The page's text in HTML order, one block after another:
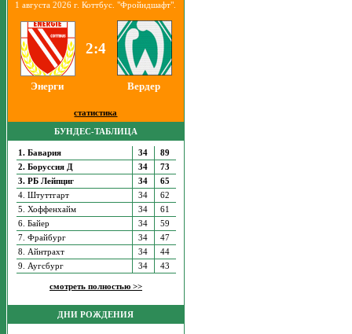
1 августа 2026 г. Коттбус. "Фройндшафт".
2:4
Энерги Вердер
статистика
БУНДЕС-ТАБЛИЦА
1. Бавария 34
89
2. Боруссия Д
34
73
3. РБ Лейпциг
34
65
4. Штуттгарт
34
62
5. Хоффенхайм
34
61
6. Байер
34
59
7. Фрайбург
34
47
8. Айнтрахт
34
44
9. Аугсбург
34 43
смотреть полностью >>
ДНИ РОЖДЕНИЯ